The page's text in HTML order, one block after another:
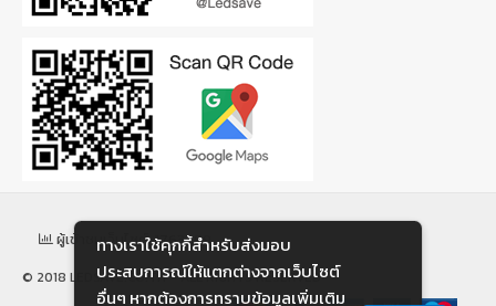
ผู้เข้าชมเว็บไซต์: 1763799
© 2018 LEDSAVE.CO.TH - ALL RIGHTS RESERVED
ทางเราใช้คุกกี้สําหรับส่งมอบ
ประสบการณ์ให้แตกต่างจากเว็บไซต์
อื่นๆ หากต้องการทราบข้อมูลเพิ่มเติม